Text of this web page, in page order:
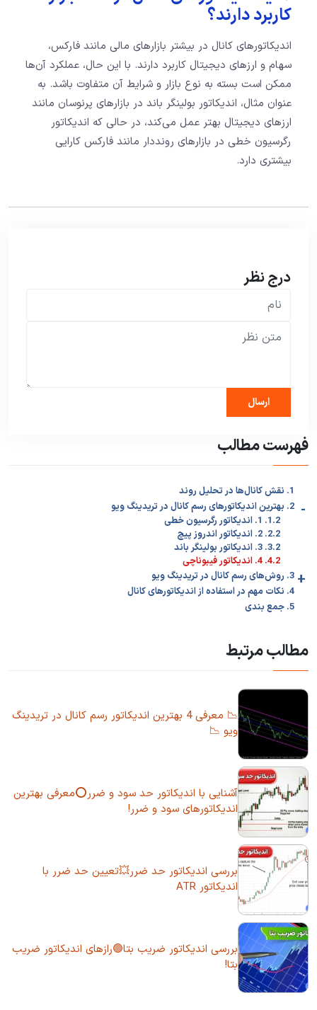
کاربرد دارند؟
اندیکاتورهای کانال در بیشتر بازارهای مالی مانند فارکس،
سهام و ارزهای دیجیتال کاربرد دارند. با این حال، عملکرد آن‌ها
ممکن است بسته به نوع بازار و شرایط آن متفاوت باشد. به
عنوان مثال، اندیکاتور بولینگر باند در بازارهای پرنوسان مانند
ارزهای دیجیتال بهتر عمل می‌کند، در حالی که اندیکاتور
رگرسیون خطی در بازارهای رونددار مانند فارکس کارایی
بیشتری دارد.
درج نظر
فهرست مطالب
1. نقش کانال‌ها در تحلیل روند
2. بهترین اندیکاتورهای رسم کانال در تریدینگ ویو -
1.2. 1. اندیکاتور رگرسیون خطی
2.2. 2. اندیکاتور اندروز پیچ
3.2. 3. اندیکاتور بولینگر باند
4.2. 4. اندیکاتور فیبوناچی
3. روش‌های رسم کانال در تریدینگ ویو +
4. نکات مهم در استفاده از اندیکاتورهای کانال
5. جمع بندی
مطالب مرتبط
📉 معرفی 4 بهترین اندیکاتور رسم کانال در تریدینگ
ویو 📉
آشنایی با اندیکاتور حد سود و ضرر⭕معرفی بهترین
اندیکاتورهای سود و ضرر!
بررسی اندیکاتور حد ضرر💥تعیین حد ضرر با
اندیکاتور ATR
بررسی اندیکاتور ضریب بتا🟢رازهای اندیکاتور ضریب
بتا!